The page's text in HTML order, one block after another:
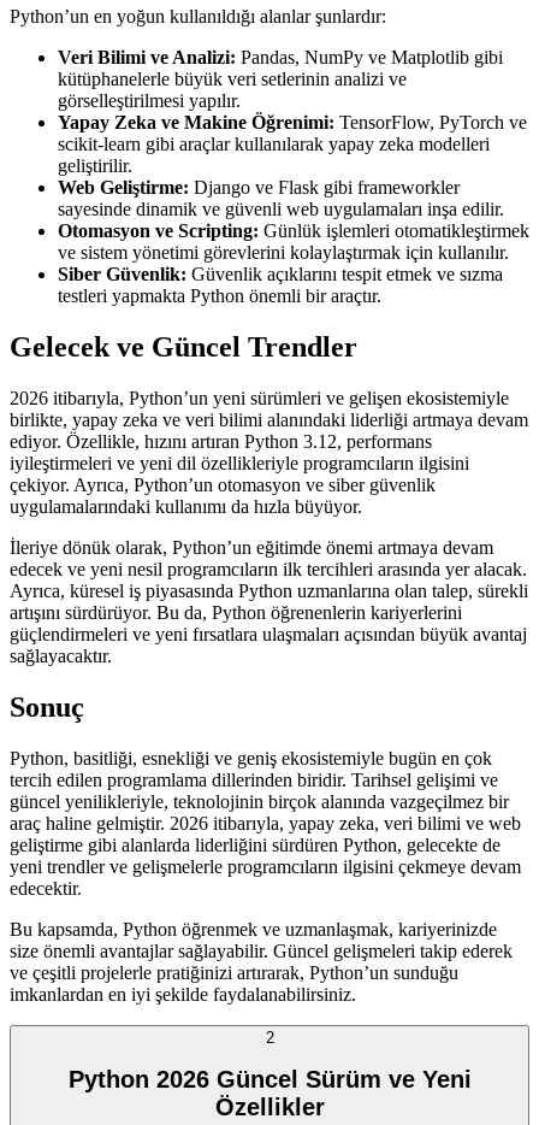
Python’un en yoğun kullanıldığı alanlar şunlardır:
Veri Bilimi ve Analizi: Pandas, NumPy ve Matplotlib gibi
kütüphanelerle büyük veri setlerinin analizi ve
görselleştirilmesi yapılır.
Yapay Zeka ve Makine Öğrenimi: TensorFlow, PyTorch ve
scikit-learn gibi araçlar kullanılarak yapay zeka modelleri
geliştirilir.
Web Geliştirme: Django ve Flask gibi frameworkler
sayesinde dinamik ve güvenli web uygulamaları inşa edilir.
Otomasyon ve Scripting: Günlük işlemleri otomatikleştirmek
ve sistem yönetimi görevlerini kolaylaştırmak için kullanılır.
Siber Güvenlik: Güvenlik açıklarını tespit etmek ve sızma
testleri yapmakta Python önemli bir araçtır.
Gelecek ve Güncel Trendler
2026 itibarıyla, Python’un yeni sürümleri ve gelişen ekosistemiyle
birlikte, yapay zeka ve veri bilimi alanındaki liderliği artmaya devam
ediyor. Özellikle, hızını artıran Python 3.12, performans
iyileştirmeleri ve yeni dil özellikleriyle programcıların ilgisini
çekiyor. Ayrıca, Python’un otomasyon ve siber güvenlik
uygulamalarındaki kullanımı da hızla büyüyor.
İleriye dönük olarak, Python’un eğitimde önemi artmaya devam
edecek ve yeni nesil programcıların ilk tercihleri arasında yer alacak.
Ayrıca, küresel iş piyasasında Python uzmanlarına olan talep, sürekli
artışını sürdürüyor. Bu da, Python öğrenenlerin kariyerlerini
güçlendirmeleri ve yeni fırsatlara ulaşmaları açısından büyük avantaj
sağlayacaktır.
Sonuç
Python, basitliği, esnekliği ve geniş ekosistemiyle bugün en çok
tercih edilen programlama dillerinden biridir. Tarihsel gelişimi ve
güncel yenilikleriyle, teknolojinin birçok alanında vazgeçilmez bir
araç haline gelmiştir. 2026 itibarıyla, yapay zeka, veri bilimi ve web
geliştirme gibi alanlarda liderliğini sürdüren Python, gelecekte de
yeni trendler ve gelişmelerle programcıların ilgisini çekmeye devam
edecektir.
Bu kapsamda, Python öğrenmek ve uzmanlaşmak, kariyerinizde
size önemli avantajlar sağlayabilir. Güncel gelişmeleri takip ederek
ve çeşitli projelerle pratiğinizi artırarak, Python’un sunduğu
imkanlardan en iyi şekilde faydalanabilirsiniz.
2
Python 2026 Güncel Sürüm ve Yeni
Özellikler